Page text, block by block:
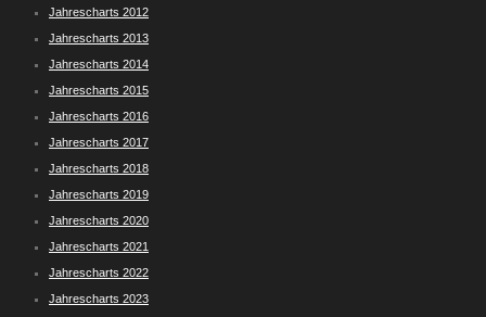
Jahrescharts 2012
Jahrescharts 2013
Jahrescharts 2014
Jahrescharts 2015
Jahrescharts 2016
Jahrescharts 2017
Jahrescharts 2018
Jahrescharts 2019
Jahrescharts 2020
Jahrescharts 2021
Jahrescharts 2022
Jahrescharts 2023